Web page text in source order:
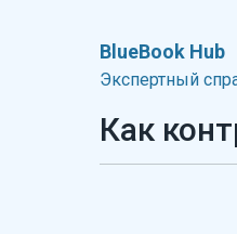
BlueBook Hub
Экспертный
Как